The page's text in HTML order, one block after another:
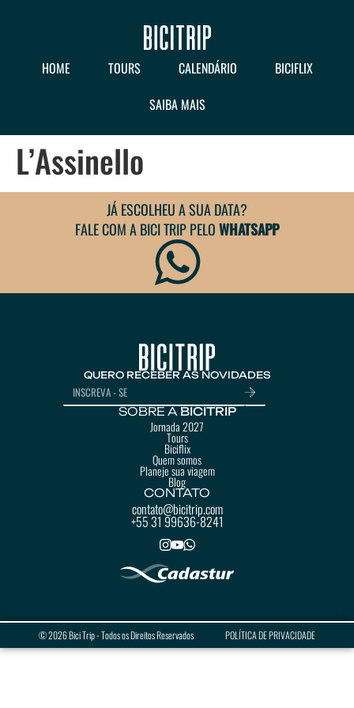
HOME TOURS CALENDÁRIO
BICIFLIX
SAIBA MAIS
L’Assinello
JÁ ESCOLHEU A SUA DATA?
FALE COM A BICI TRIP PELOWHATSAPP
QUERO RECEBER AS NOVIDADES
SOBRE A BICITRIP
Jornada 2027
Tours
Biciflix
Quem somos
Planeje sua viagem
Blog
CONTATO
contato@bicitrip.com
+55 31 99636-8241
© 2026 Bici Trip - Todos os Direitos Reservados POLÍTICA DE PRIVACIDADE